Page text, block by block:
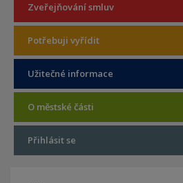
Zveřejňování smluv
Potřebuji vyřídit
Užitečné informace
O městské části
Přihlásit se